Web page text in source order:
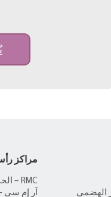
الهضمي
مراكز
RMC – الحمراء
آر إم سي